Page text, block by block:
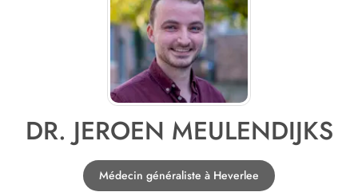
DR. JEROEN MEULENDIJKS
Médecin généraliste à Heverlee